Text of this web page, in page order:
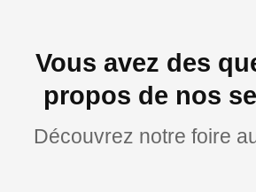
Vous avez des
propos de nos
Découvrez notre foire